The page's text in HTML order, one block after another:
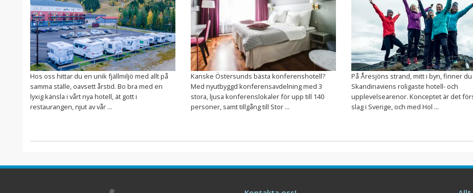
Hos oss hittar du en unik fjällmiljö med allt på
samma ställe, oavsett årstid. Bo bra med en
lyxig känsla i vårt nya hotell, ät gott i
restaurangen, njut av vår ...
Kanske Östersunds bästa konferenshotell?
Med nyutbyggd konferensavdelning med 3
stora, ljusa konferenslokaler för upp till 140
personer, samt tillgång till Stor ...
På Åresjöns strand, mitt i byn, finner du
Skandinaviens roligaste hotell- och
upplevelsearenor. Konceptet är det
slag i Sverige, och med Hol ...